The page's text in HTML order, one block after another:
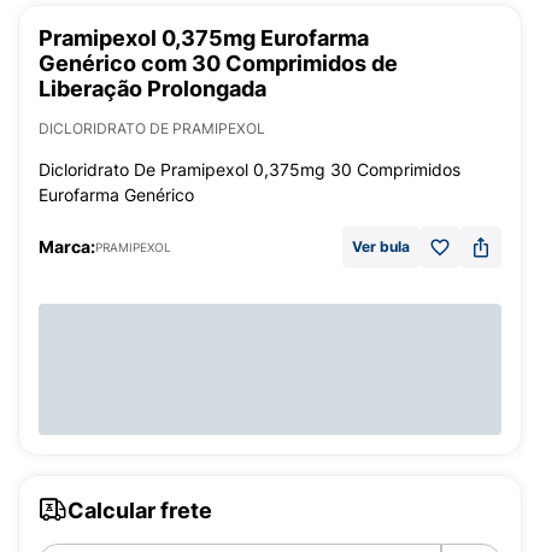
Pramipexol 0,375mg Eurofarma
Genérico com 30 Comprimidos de
Liberação Prolongada
DICLORIDRATO DE PRAMIPEXOL
Dicloridrato De Pramipexol 0,375mg 30 Comprimidos
Eurofarma Genérico
Marca:PRAMIPEXOL Ver bula
Calcular frete